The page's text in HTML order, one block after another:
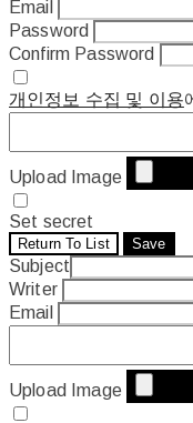
Email
Password
Confirm Password
개인정보 수집 및 이용
Upload Image
Set secret
Return To List Save
Subject
Writer
Email
Upload Image